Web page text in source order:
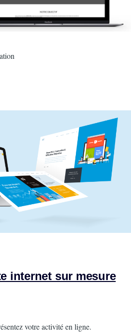
internet sur mesure
votre activité en ligne.